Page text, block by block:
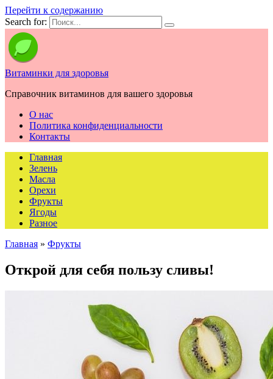
Перейти к содержанию
Search for:
Витаминки для здоровья
Справочник витаминов для вашего здоровья
О нас
Политика конфиденциальности
Контакты
Главная
Зелень
Масла
Орехи
Фрукты
Ягоды
Разное
Главная » Фрукты
Открой для себя пользу сливы!